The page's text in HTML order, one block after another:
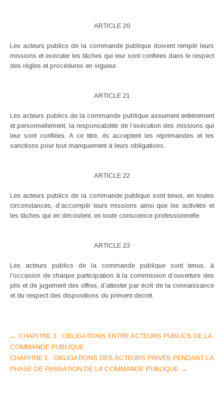
ARTICLE 20
Les acteurs publics de la commande publique doivent remplir leurs
missions et exécuter les tâches qui leur sont confiées dans le respect
des règles et procédures en vigueur.
ARTICLE 21
Les acteurs publics de la commande publique assument entièrement
et personnellement, la responsabilité de l’exécution des missions qui
leur sont confiées. A ce titre, ils acceptent les réprimandes et les
sanctions pour tout manquement à leurs obligations.
ARTICLE 22
Les acteurs publics de la commande publique sont tenus, en toutes
circonstances, d’accomplir leurs missions ainsi que les activités et
les tâches qui en découlent, en toute conscience professionnelle.
ARTICLE 23
Les acteurs publics de la commande publique sont tenus, à
l’occasion de chaque participation à la commission d’ouverture des
plis et de jugement des offres, d’attester par écrit de la connaissance
et du respect des dispositions du présent décret.
Post
navigation
← CHAPITRE 3 : OBLIGATIONS ENTRE ACTEURS PUBLICS DE LA
COMMANDE PUBLIQUE
CHAPITRE 1 : OBLIGATIONS DES ACTEURS PRIVÉS PENDANT LA
PHASE DE PASSATION DE LA COMMANDE PUBLIQUE →